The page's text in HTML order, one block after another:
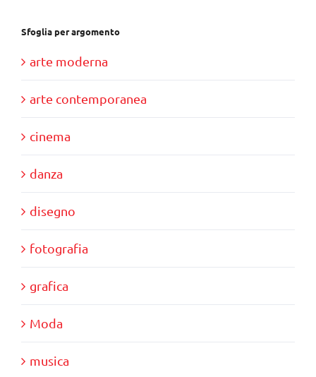
Sfoglia per argomento
arte moderna
arte contemporanea
cinema
danza
disegno
fotografia
grafica
Moda
musica